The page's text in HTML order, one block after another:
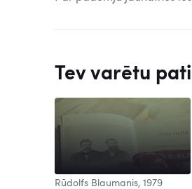
Tev varētu
Rūdolfs Blaumanis, 1979